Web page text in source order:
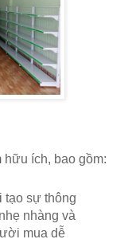
ích, bao gồm:
tạo sự thông
nhàng và
mua dễ